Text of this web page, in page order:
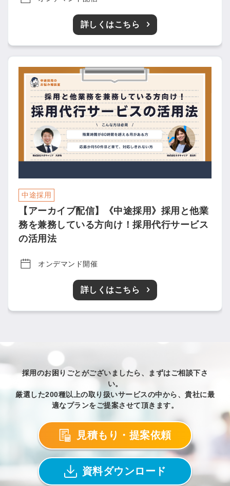
詳しくはこちら
中途採用
【アーカイブ配信】《中途採用》採用と他業
務を兼務している方向け！採用代行サービス
の活用法
オンデマンド開催
詳しくはこちら
採用のお困りごとがございましたら、まずはご相談下さ
い。
厳選した200種以上の取り扱いサービスの中から、貴社に最
適なプランをご提案させて頂きます。
見積もり・提案依頼
資料ダウンロード
でログイン
許可なく投稿すること
ビュー記事が読める
採用にまつわる独自の調査レポ
メールアドレス
※ログインIDとなります
利用規約と個人情報の取り扱いについて
同意のうえ
登録する
他サービスIDで登録
みんなの採用部があなたの許可なく投稿すること
はありません